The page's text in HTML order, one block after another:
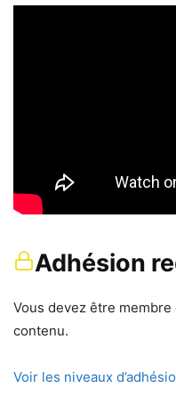
Adhésion
Vous devez être
contenu.
Voir les niveaux